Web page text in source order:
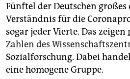
Fünftel der Deutschen großes
Verständnis für die
sogar jeder Vierte. Das zeigen
Zahlen des
Sozialforschung. Dabei
eine homogene Gruppe.